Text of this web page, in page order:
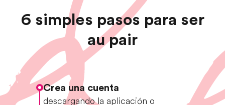
6 simples pasos para ser
au pair
Crea una cuenta
descargando la aplicación o